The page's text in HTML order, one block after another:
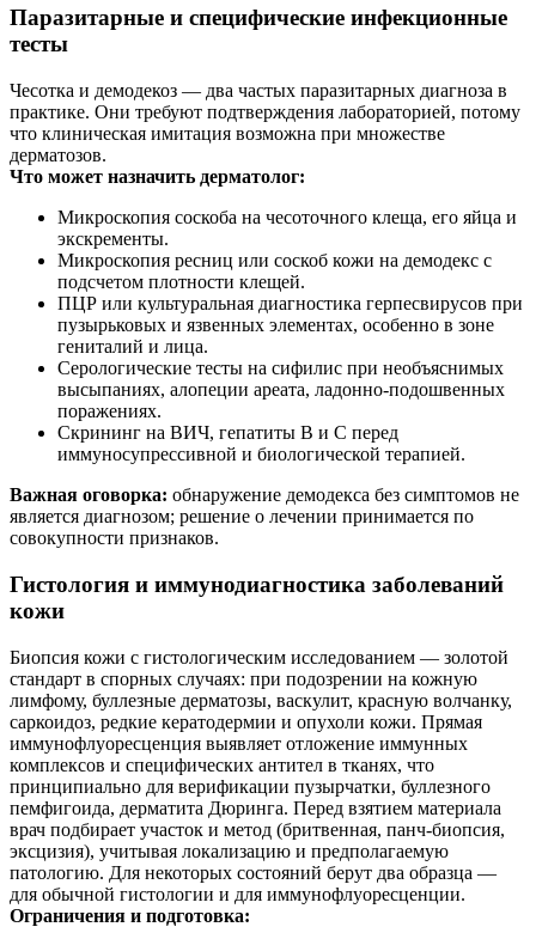
Паразитарные и специфические инфекционные
тесты
Чесотка и демодекоз — два частых паразитарных диагноза в
практике. Они требуют подтверждения лабораторией, потому
что клиническая имитация возможна при множестве
дерматозов.
Что может назначить дерматолог:
Микроскопия соскоба на чесоточного клеща, его яйца и
экскременты.
Микроскопия ресниц или соскоб кожи на демодекс с
подсчетом плотности клещей.
ПЦР или культуральная диагностика герпесвирусов при
пузырьковых и язвенных элементах, особенно в зоне
гениталий и лица.
Серологические тесты на сифилис при необъяснимых
высыпаниях, алопеции ареата, ладонно‑подошвенных
поражениях.
Скрининг на ВИЧ, гепатиты В и С перед
иммуносупрессивной и биологической терапией.
Важная оговорка: обнаружение демодекса без симптомов не
является диагнозом; решение о лечении принимается по
совокупности признаков.
Гистология и иммунодиагностика заболеваний
кожи
Биопсия кожи с гистологическим исследованием — золотой
стандарт в спорных случаях: при подозрении на кожную
лимфому, буллезные дерматозы, васкулит, красную волчанку,
саркоидоз, редкие кератодермии и опухоли кожи. Прямая
иммунофлуоресценция выявляет отложение иммунных
комплексов и специфических антител в тканях, что
принципиально для верификации пузырчатки, буллезного
пемфигоида, дерматита Дюринга. Перед взятием материала
врач подбирает участок и метод (бритвенная, панч‑биопсия,
эксцизия), учитывая локализацию и предполагаемую
патологию. Для некоторых состояний берут два образца —
для обычной гистологии и для иммунофлуоресценции.
Ограничения и подготовка: